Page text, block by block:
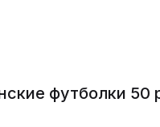
футболки 50